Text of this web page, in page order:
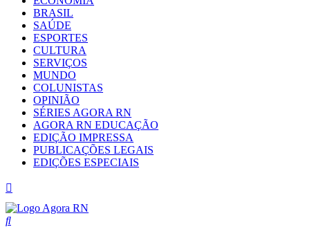
BRASIL
SAÚDE
ESPORTES
CULTURA
SERVIÇOS
MUNDO
COLUNISTAS
OPINIÃO
SÉRIES AGORA RN
AGORA RN EDUCAÇÃO
EDIÇÃO IMPRESSA
PUBLICAÇÕES LEGAIS
EDIÇÕES ESPECIAIS